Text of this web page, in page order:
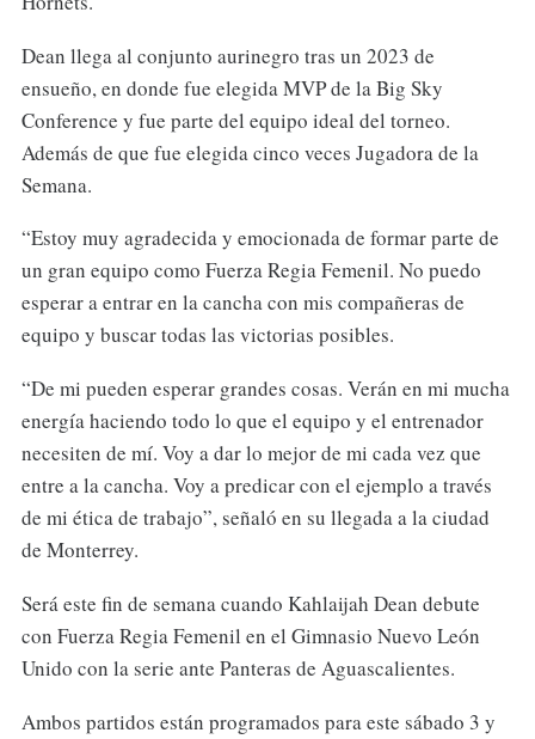
Dean llega al conjunto aurinegro tras un 2023 de
ensueño, en donde fue elegida MVP de la Big Sky
Conference y fue parte del equipo ideal del torneo.
Además de que fue elegida cinco veces Jugadora de la
Semana.
“Estoy muy agradecida y emocionada de formar parte de
un gran equipo como Fuerza Regia Femenil. No puedo
esperar a entrar en la cancha con mis compañeras de
equipo y buscar todas las victorias posibles.
“De mi pueden esperar grandes cosas. Verán en mi mucha
energía haciendo todo lo que el equipo y el entrenador
necesiten de mí. Voy a dar lo mejor de mi cada vez que
entre a la cancha. Voy a predicar con el ejemplo a través
de mi ética de trabajo”, señaló en su llegada a la ciudad
de Monterrey.
Será este fin de semana cuando Kahlaijah Dean debute
con Fuerza Regia Femenil en el Gimnasio Nuevo León
Unido con la serie ante Panteras de Aguascalientes.
Ambos partidos están programados para este sábado 3 y